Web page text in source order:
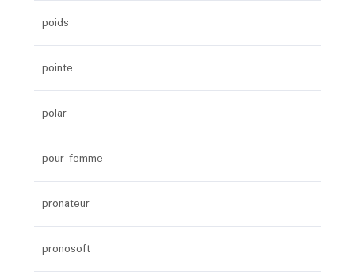
poids
pointe
polar
pour femme
pronateur
pronosoft